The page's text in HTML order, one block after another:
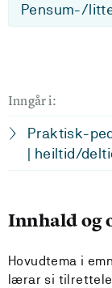
Pensum-/
Inngår i:
Praktisk-
| heiltid/
Innhald og
Hovudtema i
lærar si